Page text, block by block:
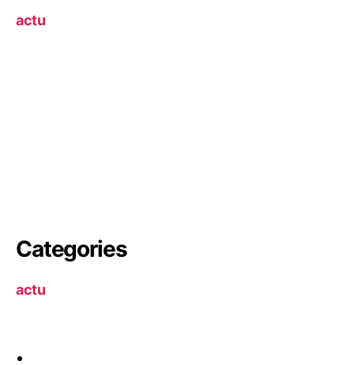
actu
Categories
actu